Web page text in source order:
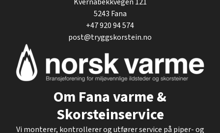
5243 Fana
+47 920 94 574
post@tryggskorstein.no
Om Fana varme &
Skorsteinservice
Vi monterer, kontrollerer og utfører service på piper- og